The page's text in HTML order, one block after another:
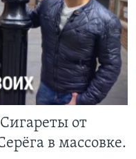
от
в массовке.